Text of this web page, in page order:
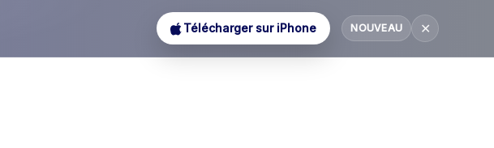
Télécharger sur iPhone NOUVEAU ✕